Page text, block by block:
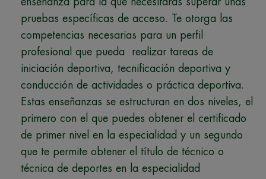
pruebas específicas de acceso. Te otorga las
competencias necesarias para un perfil
profesional que pueda realizar tareas de
iniciación deportiva, tecnificación deportiva y
conducción de actividades o práctica deportiva.
Estas enseñanzas se estructuran en dos niveles, el
primero con el que puedes obtener el certificado
de primer nivel en la especialidad y un segundo
que te permite obtener el título de técnico o
técnica de deportes en la especialidad